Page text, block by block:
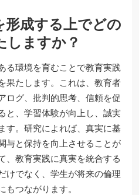
形成する上でどの
しますか？
る環境を育むことで教育実践
果たします。これは、教育者
ログ、批判的思考、信頼を促
と、学習体験が向上し、誠実
す。研究によれば、真実に基
与と保持を向上させることが
、教育実践に真実を統合する
けでなく、学生が将来の倫理
つながります。